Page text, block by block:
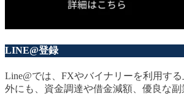
LINE@登録
Line@では、FXやバイナリーを利用す
外にも、資金調達や借金減額、優良な